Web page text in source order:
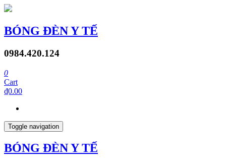
BÓNG ĐÈN Y TẾ
0984.420.124
0
Cart
₫0.00
Toggle navigation
BÓNG ĐÈN Y TẾ